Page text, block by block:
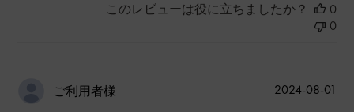
このレビューは役に立ちましたか？
0
0
ご利用者様 2024-08-01